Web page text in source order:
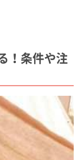
！条件や注